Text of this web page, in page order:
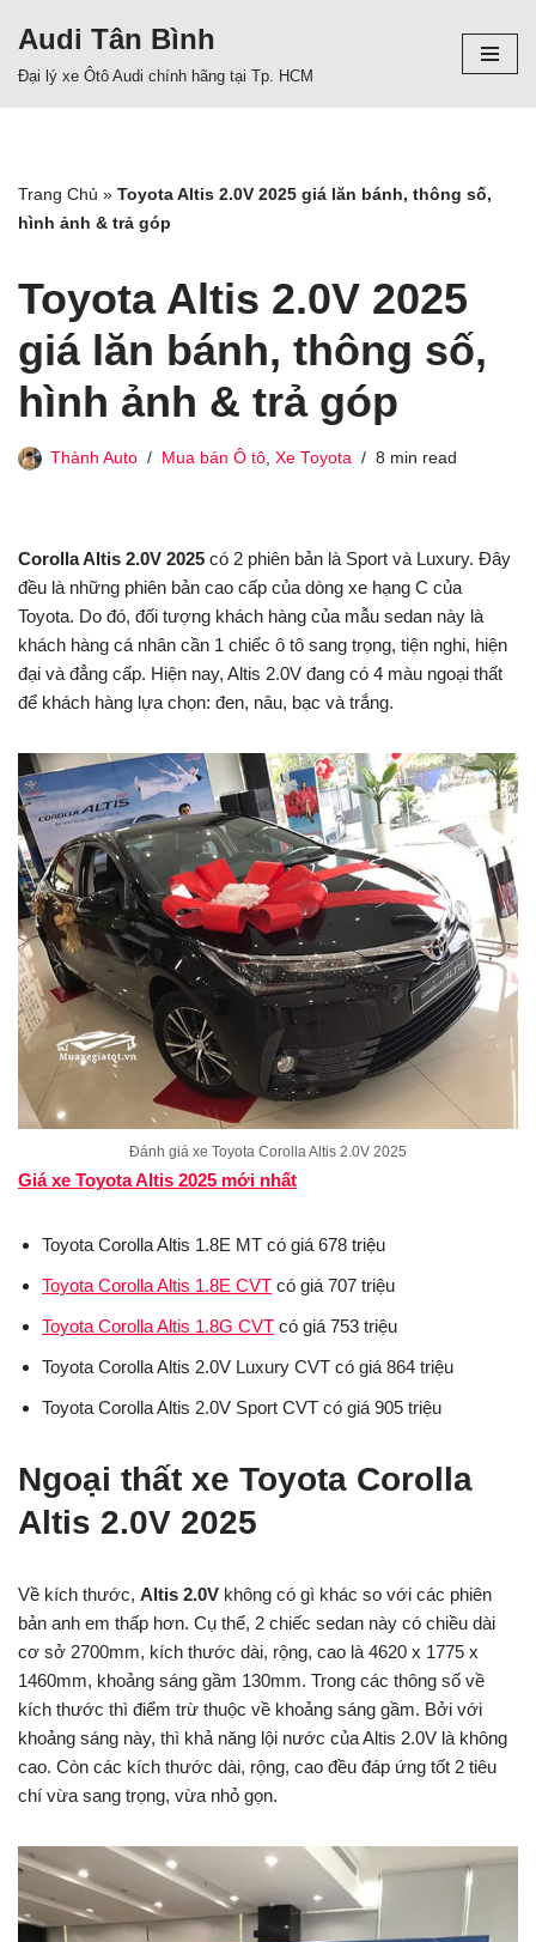
Audi Tân Bình
Đại lý xe Ôtô Audi chính hãng tại Tp. HCM
Trang Chủ » Toyota Altis 2.0V 2025 giá lăn bánh, thông số,
hình ảnh & trả góp
Toyota Altis 2.0V 2025
giá lăn bánh, thông số,
hình ảnh & trả góp
Thành Auto Mua bán Ô tô, Xe Toyota 8 min read
Corolla Altis 2.0V 2025 có 2 phiên bản là Sport và Luxury. Đây
đều là những phiên bản cao cấp của dòng xe hạng C của
Toyota. Do đó, đối tượng khách hàng của mẫu sedan này là
khách hàng cá nhân cần 1 chiếc ô tô sang trọng, tiện nghi, hiện
đại và đẳng cấp. Hiện nay, Altis 2.0V đang có 4 màu ngoại thất
để khách hàng lựa chọn: đen, nâu, bạc và trắng.
Đánh giá xe Toyota Corolla Altis 2.0V 2025
Giá xe Toyota Altis 2025 mới nhất
Toyota Corolla Altis 1.8E MT có giá 678 triệu
Toyota Corolla Altis 1.8E CVT có giá 707 triệu
Toyota Corolla Altis 1.8G CVT có giá 753 triệu
Toyota Corolla Altis 2.0V Luxury CVT có giá 864 triệu
Toyota Corolla Altis 2.0V Sport CVT có giá 905 triệu
Ngoại thất xe Toyota Corolla
Altis 2.0V 2025
Về kích thước, Altis 2.0V không có gì khác so với các phiên
bản anh em thấp hơn. Cụ thể, 2 chiếc sedan này có chiều dài
cơ sở 2700mm, kích thước dài, rộng, cao là 4620 x 1775 x
1460mm, khoảng sáng gầm 130mm. Trong các thông số về
kích thước thì điểm trừ thuộc về khoảng sáng gầm. Bởi với
khoảng sáng này, thì khả năng lội nước của Altis 2.0V là không
cao. Còn các kích thước dài, rộng, cao đều đáp ứng tốt 2 tiêu
chí vừa sang trọng, vừa nhỏ gọn.